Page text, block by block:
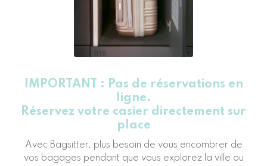
IMPORTANT : Pas de réservations en
ligne.
Réservez votre casier directement sur
place
Avec Bagsitter, plus besoin de vous encombrer de
vos bagages pendant que vous explorez la ville ou